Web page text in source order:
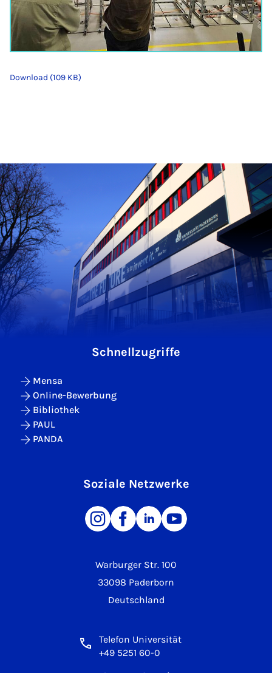
Download (109 KB)
Warburger Str. 100
33098 Paderborn
Deutschland
Telefon Universität
+49 5251 60-0
Schnellzugriffe
Mensa
Online-Bewerbung
Bibliothek
PAUL
PANDA
Soziale Netzwerke